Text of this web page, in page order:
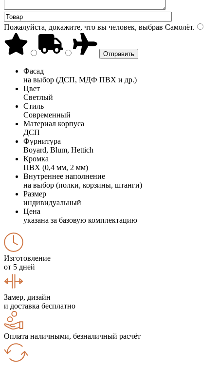
Пожалуйста, докажите, что вы человек, выбрав Самолёт.
Фасад
на выбор (ДСП, МДФ ПВХ и др.)
Цвет
Светлый
Стиль
Современный
Материал корпуса
ДСП
Фурнитура
Boyard, Blum, Hettich
Кромка
ПВХ (0,4 мм, 2 мм)
Внутреннее наполнение
на выбор (полки, корзины, штанги)
Размер
индивидуальный
Цена
указана за базовую комплектацию
Изготовление
от 5 дней
Замер, дизайн
и доставка бесплатно
Оплата наличными, безналичный расчёт